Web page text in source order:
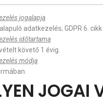
jogalapja
adatkezelés; GDPR 6.
időtartama
követő 1 évig.
módja
JOGAI